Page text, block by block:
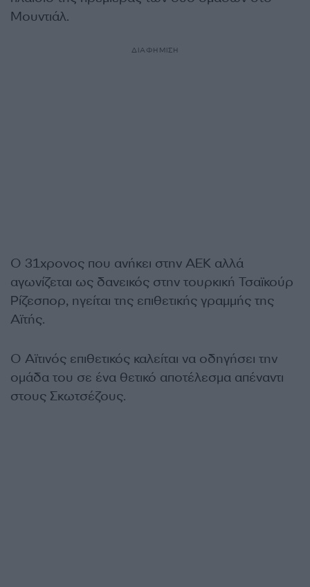
Μουντιάλ.
ΔΙΑΦΗΜΙΣΗ
Ο 31χρονος που ανήκει στην ΑΕΚ αλλά
αγωνίζεται ως δανεικός στην τουρκική Τσαϊκούρ
Ρίζεσπορ, ηγείται της επιθετικής γραμμής της
Αϊτής.
Ο Αϊτινός επιθετικός καλείται να οδηγήσει την
ομάδα του σε ένα θετικό αποτέλεσμα απέναντι
στους Σκωτσέζους.